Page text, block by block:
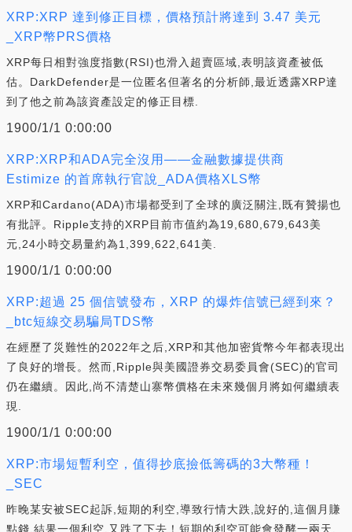
XRP:XRP 達到修正目標，價格預計將達到 3.47 美元
_XRP幣PRS價格
XRP每日相對強度指數(RSI)也滑入超賣區域,表明該資產被低
估。DarkDefender是一位匿名但著名的分析師,最近透露XRP達
到了他之前為該資產設定的修正目標.
1900/1/1 0:00:00
XRP:XRP和ADA完全沒用——金融數據提供商
Estimize 的首席執行官說_ADA價格XLS幣
XRP和Cardano(ADA)市場都受到了全球的廣泛關注,既有贊揚也
有批評。Ripple支持的XRP目前市值約為19,680,679,643美
元,24小時交易量約為1,399,622,641美.
1900/1/1 0:00:00
XRP:超過 25 個信號發布，XRP 的爆炸信號已經到來？
_btc短線交易騙局TDS幣
在經歷了災難性的2022年之后,XRP和其他加密貨幣今年都表現出
了良好的增長。然而,Ripple與美國證券交易委員會(SEC)的官司
仍在繼續。因此,尚不清楚山寨幣價格在未來幾個月將如何繼續表
現.
1900/1/1 0:00:00
XRP:市場短暫利空，值得抄底撿低籌碼的3大幣種！
_SEC
昨晚某安被SEC起訴,短期的利空,導致行情大跌,說好的,這個月賺
點錢,結果一個利空,又跌了下去！短期的利空可能會發酵一兩天,